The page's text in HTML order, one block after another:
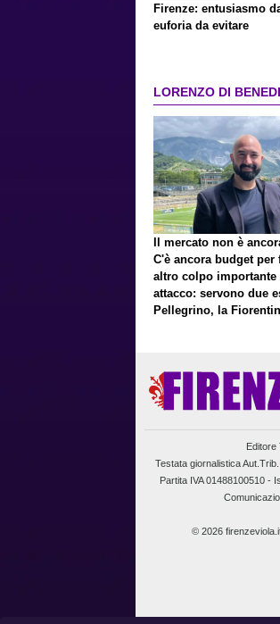
Firenze: entusiasmo
euforia da evitare
LORENZO DI
Il mercato non è
C'è ancora budget per
altro colpo importante
attacco: servono due
Pellegrino, la
Editore
Testata giornalistica
Partita IVA 01488100510 -
© 2026